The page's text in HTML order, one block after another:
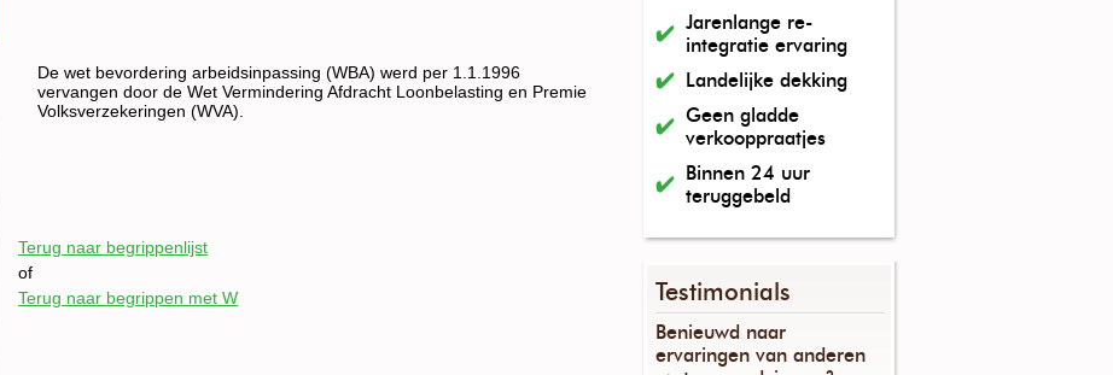
De wet bevordering arbeidsinpassing (WBA) werd per 1.1.1996
vervangen door de Wet Vermindering Afdracht Loonbelasting en Premie
Volksverzekeringen (WVA).
Terug naar begrippenlijst
of
Terug naar begrippen met W
Jarenlange re-
integratie ervaring
Landelijke dekking
Geen gladde
verkooppraatjes
Binnen 24 uur
teruggebeld
Testimonials
Benieuwd naar
ervaringen van anderen